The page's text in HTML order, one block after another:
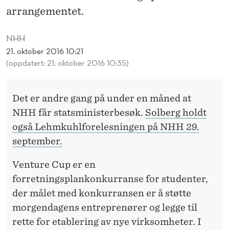
T
E
R
N
NHH
21. oktober 2016 10:21
(oppdatert: 21. oktober 2016 10:35)
arrangementet.
Det er andre gang på under en måned at
NHH får statsministerbesøk. Solberg holdt
også Lehmkuhlforelesningen på NHH 29.
september.
Venture Cup er en
forretningsplankonkurranse for studenter,
der målet med konkurransen er å støtte
morgendagens entreprenører og legge til
rette for etablering av nye virksomheter. I